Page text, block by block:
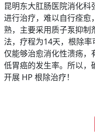
昆明东大肛肠医院消化
进行治疗，难以自行痊
熟，主要采用质子泵抑制
法，疗程为14天，根除
仅能够治愈消化性溃疡，
低胃癌的发生率。所以，
开展 HP 根除治疗！